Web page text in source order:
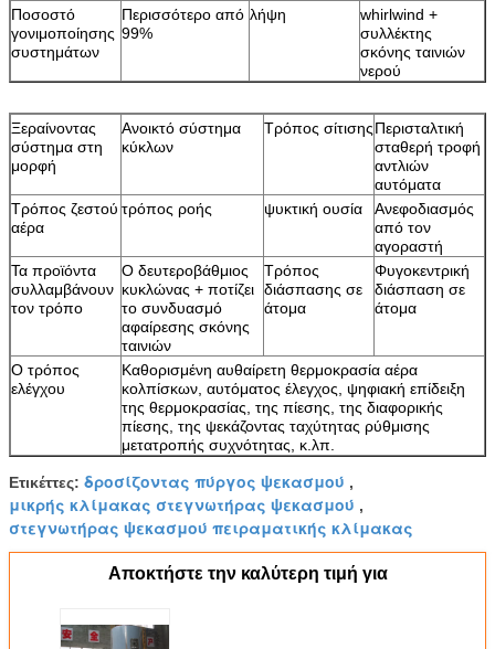
Ποσοστό
γονιμοποίησης
συστημάτων
Περισσότερο από
99%
λήψη
whirlwind +
συλλέκτης
σκόνης ταινιών
νερού
Ξεραίνοντας
σύστημα στη
μορφή
Ανοικτό σύστημα
κύκλων
Τρόπος σίτισηςΠερισταλτική
σταθερή τροφή
αντλιών
αυτόματα
Τρόπος ζεστού
αέρα
τρόπος ροής ψυκτική ουσία
Ανεφοδιασμός
από τον
αγοραστή
Τα προϊόντα
συλλαμβάνουν
τον τρόπο
Ο δευτεροβάθμιος
κυκλώνας + ποτίζει
το συνδυασμό
αφαίρεσης σκόνης
ταινιών
Τρόπος
διάσπασης σε
άτομα
Φυγοκεντρική
διάσπαση σε
άτομα
Ο τρόπος
ελέγχου
Καθορισμένη αυθαίρετη θερμοκρασία αέρα
κολπίσκων, αυτόματος έλεγχος, ψηφιακή επίδειξη
της θερμοκρασίας, της πίεσης, της διαφορικής
πίεσης, της ψεκάζοντας ταχύτητας ρύθμισης
μετατροπής συχνότητας, κ.λπ.
Ετικέττες: δροσίζοντας πύργος ψεκασμού ,
μικρής κλίμακας στεγνωτήρας ψεκασμού ,
στεγνωτήρας ψεκασμού πειραματικής κλίμακας
Αποκτήστε την καλύτερη τιμή για